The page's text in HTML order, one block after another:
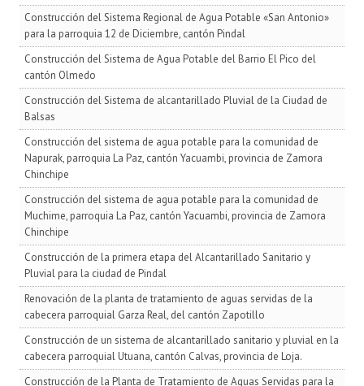
Construcción del Sistema Regional de Agua Potable «San Antonio»
para la parroquia 12 de Diciembre, cantón Pindal
Construcción del Sistema de Agua Potable del Barrio El Pico del
cantón Olmedo
Construcción del Sistema de alcantarillado Pluvial de la Ciudad de
Balsas
Construcción del sistema de agua potable para la comunidad de
Napurak, parroquia La Paz, cantón Yacuambi, provincia de Zamora
Chinchipe
Construcción del sistema de agua potable para la comunidad de
Muchime, parroquia La Paz, cantón Yacuambi, provincia de Zamora
Chinchipe
Construcción de la primera etapa del Alcantarillado Sanitario y
Pluvial para la ciudad de Pindal
Renovación de la planta de tratamiento de aguas servidas de la
cabecera parroquial Garza Real, del cantón Zapotillo
Construcción de un sistema de alcantarillado sanitario y pluvial en la
cabecera parroquial Utuana, cantón Calvas, provincia de Loja.
Construcción de la Planta de Tratamiento de Aguas Servidas para la